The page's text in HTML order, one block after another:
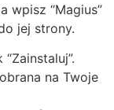
wpisz “Magius”
jej strony.
na Twoje